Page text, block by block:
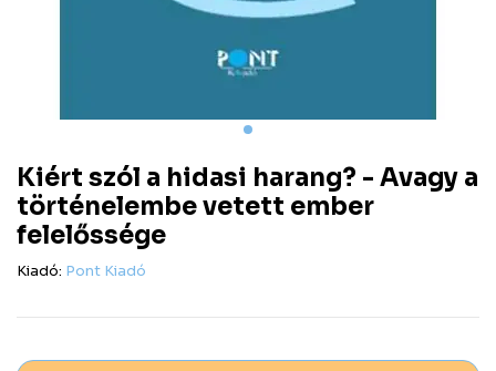
Kiért szól a hidasi harang? - Avagy a
történelembe vetett ember
felelőssége
Kiadó: Pont Kiadó